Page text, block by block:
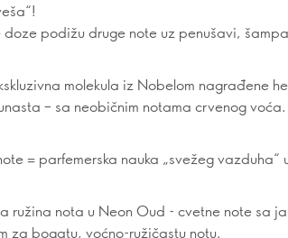
podižu druge note uz penušavi,
molekula iz Nobelom nagrađene
– sa neobičnim notama crvenog voća.
= parfemerska nauka „svežeg vazduha“
ružina nota u Neon Oud - cvetne note sa
za bogatu, voćno-ružičastu notu.